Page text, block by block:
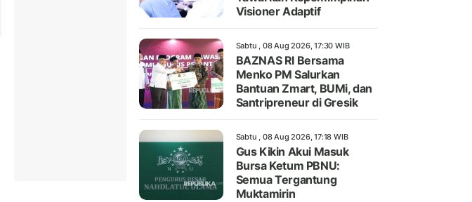
Visioner Adaptif
Sabtu , 08 Aug 2026, 17:30 WIB
BAZNAS RI Bersama
Menko PM Salurkan
Bantuan Zmart, BUMi, dan
Santripreneur di Gresik
Sabtu , 08 Aug 2026, 17:18 WIB
Gus Kikin Akui Masuk
Bursa Ketum PBNU:
Semua Tergantung
Muktamirin